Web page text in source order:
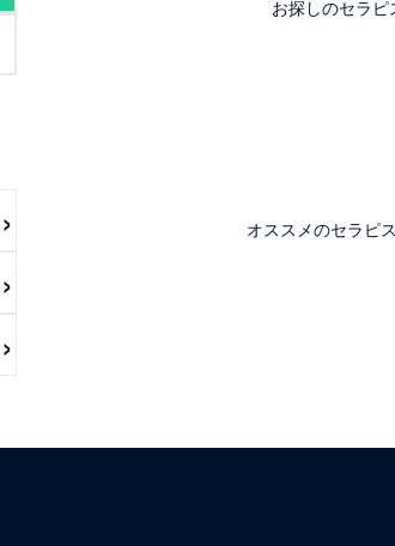
お探しのセラ
オススメのセラピ